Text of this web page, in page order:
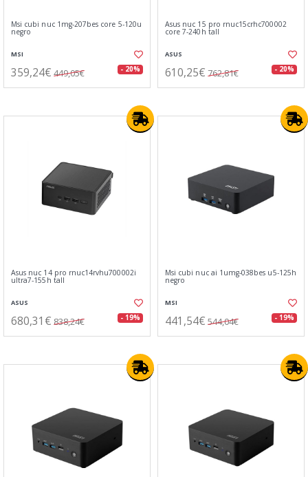
Msi cubi nuc 1mg-207bes core 5-120u
negro
MSI
359,24€ 449,05€ - 20%
Asus nuc 15 pro rnuc15crhc700002
core 7-240h tall
ASUS
610,25€ 762,81€ - 20%
Asus nuc 14 pro rnuc14rvhu700002i
ultra7-155h tall
ASUS
680,31€ 838,24€ - 19%
Msi cubi nuc ai 1umg-038bes u5-125h
negro
MSI
441,54€ 544,04€ - 19%